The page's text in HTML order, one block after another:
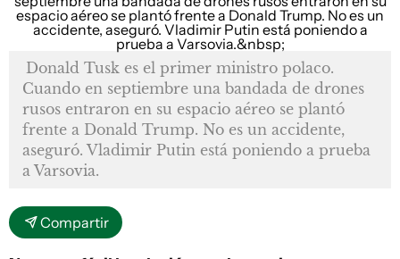
Donald Tusk es el primer ministro polaco.
Cuando en septiembre una bandada de drones
rusos entraron en su espacio aéreo se plantó
frente a Donald Trump. No es un accidente,
aseguró. Vladimir Putin está poniendo a prueba
a Varsovia.
Compartir